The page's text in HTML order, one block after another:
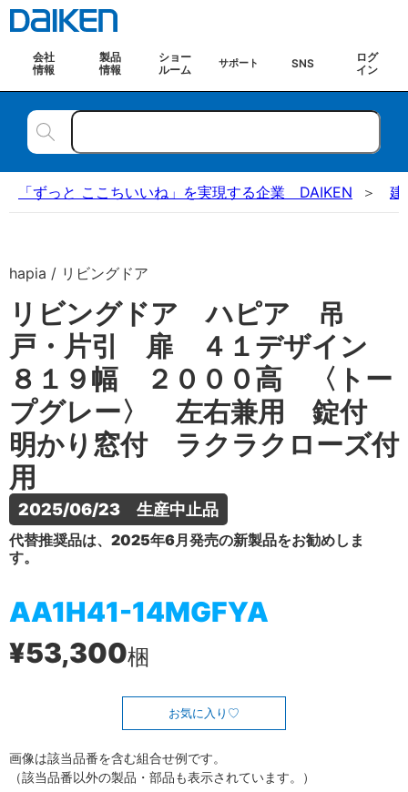
会社
情報
製品
情報
ショー
ルーム
サポート SNS
ログ
イン
「ずっと ここちいいね」を実現する企業 DAIKEN 建
hapia / リビングドア
リビングドア ハピア 吊
戸・片引 扉 ４１デザイン
８１９幅 ２０００高 〈トー
プグレー〉 左右兼用 錠付
明かり窓付 ラクラクローズ付
用
2025/06/23　生産中止品
代替推奨品は、2025年6月発売の新製品をお勧めしま
す。
AA1H41-14MGFYA
¥53,300梱
お気に入り
画像は該当品番を含む組合せ例です。
（該当品番以外の製品・部品も表示されています。）